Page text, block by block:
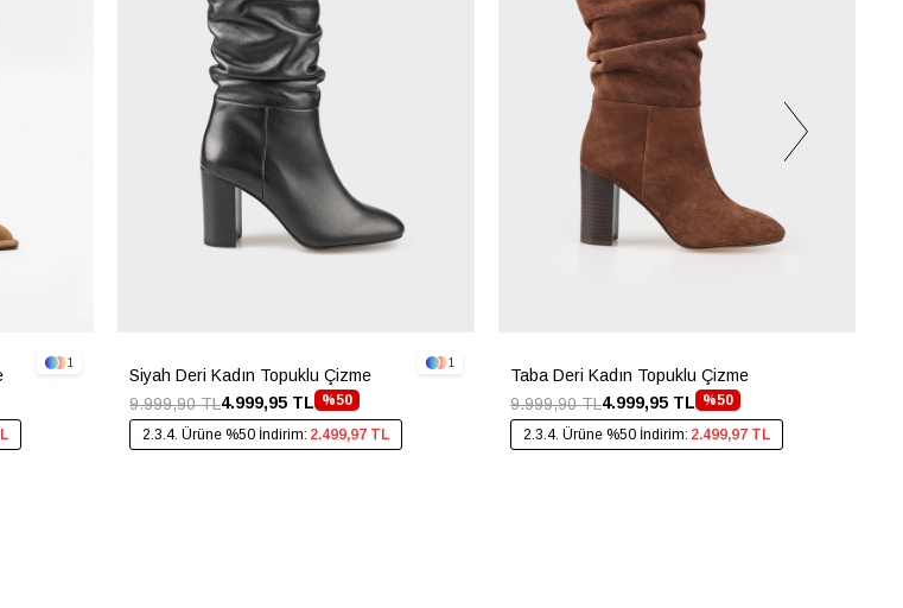
1
Siyah Deri Kadın Topuklu Çizme
%50
4.999,95 TL
9.999,90 TL
2.3.4. Ürüne %50 İndirim: 2.499,97 TL
1
Taba Deri Kadın Topuklu Çizme
%50
4.999,95 TL
9.999,90 TL
2.3.4. Ürüne %50 İndirim: 2.499,97 TL